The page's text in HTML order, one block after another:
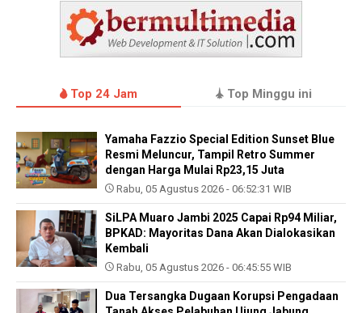
Top 24 Jam Top Minggu ini
Yamaha Fazzio Special Edition Sunset Blue
Resmi Meluncur, Tampil Retro Summer
dengan Harga Mulai Rp23,15 Juta
Rabu, 05 Agustus 2026 - 06:52:31 WIB
SiLPA Muaro Jambi 2025 Capai Rp94 Miliar,
BPKAD: Mayoritas Dana Akan Dialokasikan
Kembali
Rabu, 05 Agustus 2026 - 06:45:55 WIB
Dua Tersangka Dugaan Korupsi Pengadaan